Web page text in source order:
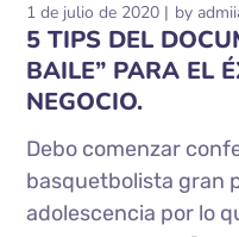
1 de julio de 2020 by
5 TIPS DEL
BAILE” PARA EL
NEGOCIO.
Debo comenzar
basquetbolista gran
adolescencia por lo